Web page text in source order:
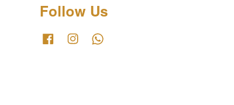
Follow Us
FacebookInstagram